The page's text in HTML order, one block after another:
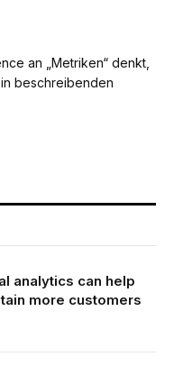
an „Metriken“ denkt,
beschreibenden
analytics can help
more customers